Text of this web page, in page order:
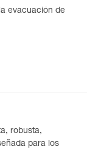
evacuación de
robusta,
para los